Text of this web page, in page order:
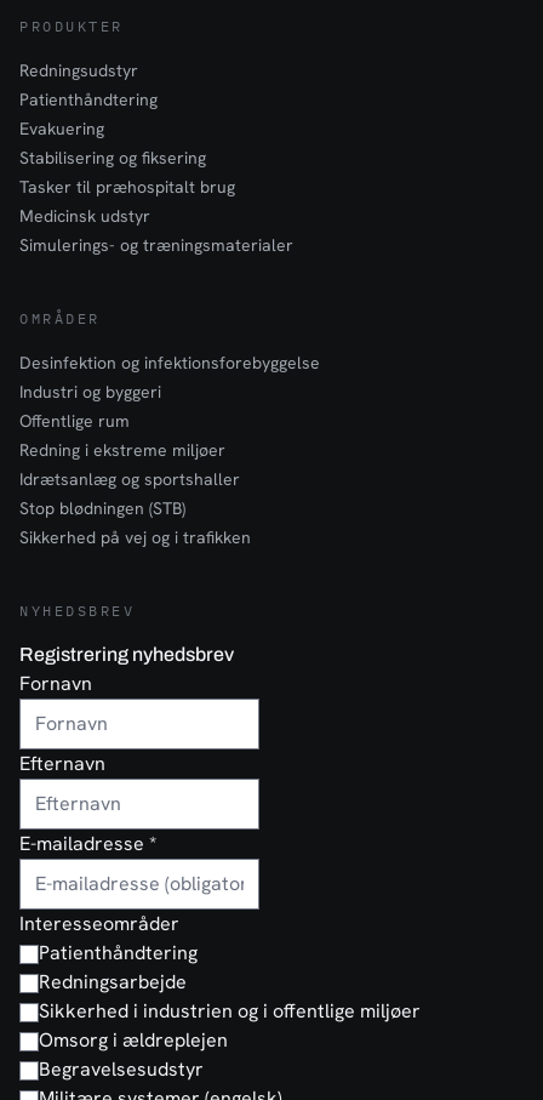
PRODUKTER
Redningsudstyr
Patienthåndtering
Evakuering
Stabilisering og fiksering
Tasker til præhospitalt brug
Medicinsk udstyr
Simulerings- og træningsmaterialer
OMRÅDER
Desinfektion og infektionsforebyggelse
Industri og byggeri
Offentlige rum
Redning i ekstreme miljøer
Idrætsanlæg og sportshaller
Stop blødningen (STB)
Sikkerhed på vej og i trafikken
NYHEDSBREV
Registrering nyhedsbrev
Fornavn
Efternavn
E-mailadresse *
Interesseområder
Patienthåndtering
Redningsarbejde
Sikkerhed i industrien og i offentlige miljøer
Omsorg i ældreplejen
Begravelsesudstyr